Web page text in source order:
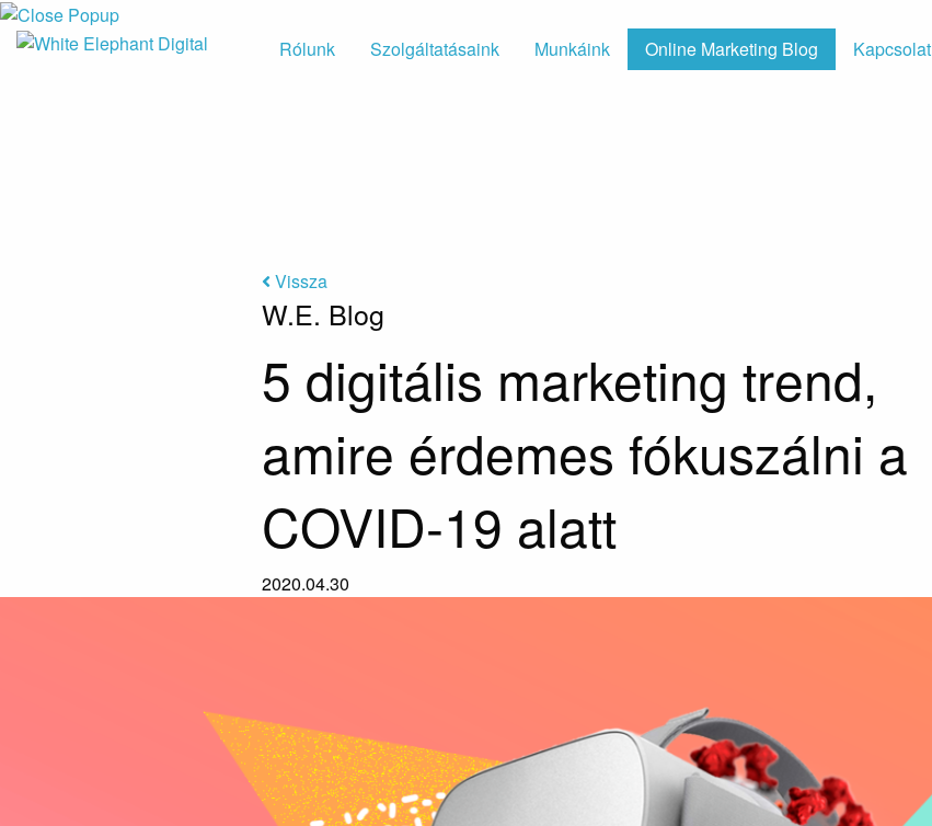
Rólunk Szolgáltatásaink Munkáink Online Marketing Blog Kapcsolat
Vissza
W.E. Blog
5 digitális marketing trend,
amire érdemes fókuszálni a
COVID-19 alatt
2020.04.30